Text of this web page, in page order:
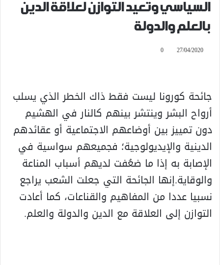
السياسي وتعيد التوازن لعلاقة الدين
بالعلم والدولة
27/04/2020
0
جائحة كورونا ليست فقط ذاك الخطر الذي يسلب
أرواح البشر وينتشر بينهم كالنار في الهشيم
دون تمييز بين أوضاعهم الاجتماعية أو عقائدهم
الدينية والإيديولوجية؛ فجميعهم سواسية في
الإصابة به إذا ما ضعُفت لديهم أسباب المناعة
والوقاية.إنها الجائحة التي جعلت الشعب يراجع
نسبيا عددا من المفاهيم والقناعات، كما أعادت
التوازن إلى العلاقة مع الدين والدولة والعلم.